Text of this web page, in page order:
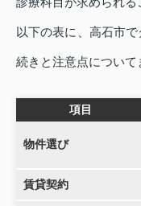
以下の表に、高石市
続きと注意点について
項目
物件選び
賃貸契約